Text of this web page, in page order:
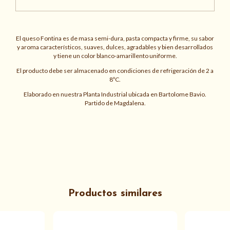
El queso Fontina es de masa semi-dura, pasta compacta y firme, su sabor
y aroma característicos, suaves, dulces, agradables y bien desarrollados
y tiene un color blanco-amarillento uniforme.
El producto debe ser almacenado en condiciones de refrigeración de 2 a
8ºC.
Elaborado en nuestra Planta Industrial ubicada en Bartolome Bavio.
Partido de Magdalena.
Productos similares